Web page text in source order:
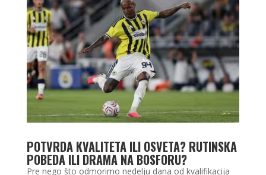
POTVRDA KVALITETA ILI OSVETA? RUTINSKA
POBEDA ILI DRAMA NA BOSFORU?
Pre nego što odmorimo nedelju dana od kvalifikacija